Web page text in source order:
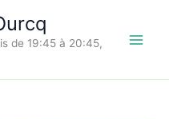
de 19:45 à 20:45,